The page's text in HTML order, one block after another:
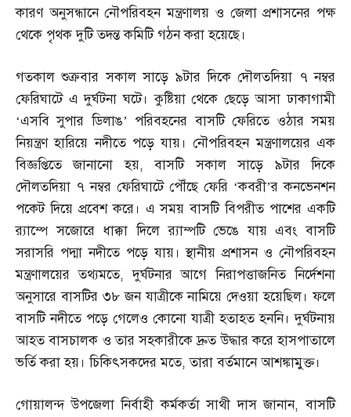
কারণ অনুসন্ধানে নৌপরিবহন মন্ত্রণালয় ও জেলা প্রশাসনের পক্ষ
থেকে পৃথক দুটি তদন্ত কমিটি গঠন করা হয়েছে।
গতকাল শুক্রবার সকাল সাড়ে ৯টার দিকে দৌলতদিয়া ৭ নম্বর
ফেরিঘাটে এ দুর্ঘটনা ঘটে। কুষ্টিয়া থেকে ছেড়ে আসা ঢাকাগামী
‘এসবি সুপার ডিলাঙ’ পরিবহনের বাসটি ফেরিতে ওঠার সময়
নিয়ন্ত্রণ হারিয়ে নদীতে পড়ে যায়। নৌপরিবহন মন্ত্রণালয়ের এক
বিজ্ঞপ্তিতে জানানো হয়,বাসটি সকাল সাড়ে ৯টার দিকে
দৌলতদিয়া ৭ নম্বর ফেরিঘাটে পৌঁছে ফেরি ‘কবরী’র কনভেনশন
পকেট দিয়ে প্রবেশ করে। এ সময় বাসটি বিপরীত পাশের একটি
র‌্যাম্পে সজোরে ধাক্কা দিলে র‌্যাম্পটি ভেঙে যায় এবং বাসটি
সরাসরি পদ্মা নদীতে পড়ে যায়। স্থানীয় প্রশাসন ও নৌপরিবহন
মন্ত্রণালয়ের তথ্যমতে,দুর্ঘটনার আগে নিরাপত্তাজনিত নির্দেশনা
অনুসারে বাসটির ৩৮ জন যাত্রীকে নামিয়ে দেওয়া হয়েছিল। ফলে
বাসটি নদীতে পড়ে গেলেও কোনো যাত্রী হতাহত হননি। দুর্ঘটনায়
আহত বাসচালক ও তার সহকারীকে দ্রুত উদ্ধার করে হাসপাতালে
ভর্তি করা হয়। চিকিৎসকদের মতে,তারা বর্তমানে আশঙ্কামুক্ত।
গোয়ালন্দ উপজেলা নির্বাহী কর্মকর্তা সাথী দাস জানান,বাসটি